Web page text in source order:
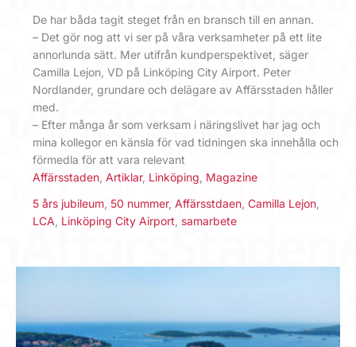
De har båda tagit steget från en bransch till en annan.
– Det gör nog att vi ser på våra verksamheter på ett lite
annorlunda sätt. Mer utifrån kundperspektivet, säger
Camilla Lejon, VD på Linköping City Airport. Peter
Nordlander, grundare och delägare av Affärsstaden håller
med.
– Efter många år som verksam i näringslivet har jag och
mina kollegor en känsla för vad tidningen ska innehålla och
förmedla för att vara relevant
Affärsstaden Artiklar, Linköping Magazine
5 års jubileum 50 nummer, Affärsstdaen Camilla Lejon
LCA Linköping City Airport samarbete